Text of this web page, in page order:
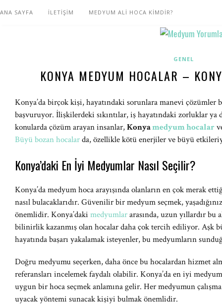
ANA SAYFA İLETİŞİM MEDYUM ALİ HOCA KİMDİR?
GENEL
KONYA MEDYUM HOCALAR –
Konya’da birçok kişi, hayatındaki sorunlara manevi çözümler
başvuruyor. İlişkilerdeki sıkıntılar, iş hayatındaki zorluklar
konularda çözüm arayan insanlar,Konyamedyum hocalar
Büyü bozan hocalarda, özellikle kötü enerjiler ve büyü
Konya’daki En İyi Medyumlar Nasıl Seçilir?
Konya’da medyum hoca arayışında olanların en çok merak
nasıl bulacaklarıdır. Güvenilir bir medyum seçmek,
önemlidir. Konya’daki medyumlararasında, uzun yıllardır bu
bilinirlik kazanmış olan hocalar daha çok tercih ediliyor. Aşk
hayatında başarı yakalamak isteyenler, bu medyumların
Doğru medyumu seçerken, daha önce bu hocalardan hizmet
referansları incelemek faydalı olabilir. Konya’da en iyi
uygun bir hoca seçmek anlamına gelir. Her medyumun
uyacak yöntemi sunacak kişiyi bulmak önemlidir.